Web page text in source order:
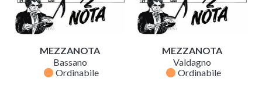
MEZZANOTA
Bassano
fiber_manual_record Ordinabile
MEZZANOTA
Valdagno
fiber_manual_record Ordinabile